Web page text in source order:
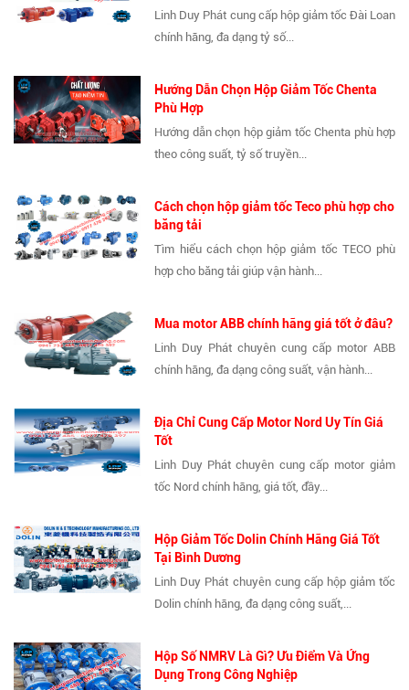
Linh Duy Phát cung cấp hộp giảm tốc Đài Loan
chính hãng, đa dạng tỷ số...
Hướng Dẫn Chọn Hộp Giảm Tốc Chenta
Phù Hợp
Hướng dẫn chọn hộp giảm tốc Chenta phù hợp
theo công suất, tỷ số truyền...
Cách chọn hộp giảm tốc Teco phù hợp cho
băng tải
Tìm hiểu cách chọn hộp giảm tốc TECO phù
hợp cho băng tải giúp vận hành...
Mua motor ABB chính hãng giá tốt ở đâu?
Linh Duy Phát chuyên cung cấp motor ABB
chính hãng, đa dạng công suất, vận hành...
Địa Chỉ Cung Cấp Motor Nord Uy Tín Giá
Tốt
Linh Duy Phát chuyên cung cấp motor giảm
tốc Nord chính hãng, giá tốt, đầy...
Hộp Giảm Tốc Dolin Chính Hãng Giá Tốt
Tại Bình Dương
Linh Duy Phát chuyên cung cấp hộp giảm tốc
Dolin chính hãng, đa dạng công suất,...
Hộp Số NMRV Là Gì? Ưu Điểm Và Ứng
Dụng Trong Công Nghiệp